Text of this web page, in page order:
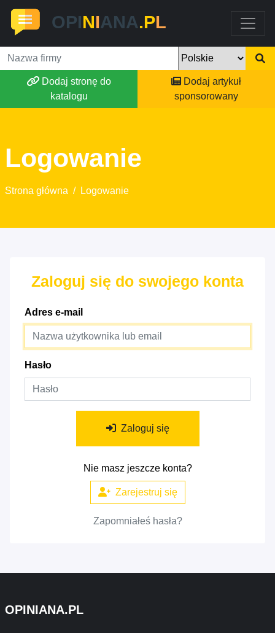
OPINIANA.PL
Dodaj stronę do
katalogu
Dodaj artykuł
sponsorowany
Logowanie
Strona główna / Logowanie
Zaloguj się do swojego konta
Adres e-mail
Hasło
Zaloguj się
Nie masz jeszcze konta?
Zarejestruj się
Zapomniałeś hasła?
OPINIANA.PL